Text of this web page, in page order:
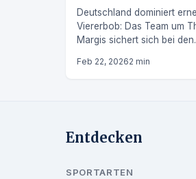
Deutschland dominiert
Viererbob: Das Team um
Margis sichert sich bei den
Goldmedaille.
Feb 22, 20262 min
Entdecken
SPORTARTEN